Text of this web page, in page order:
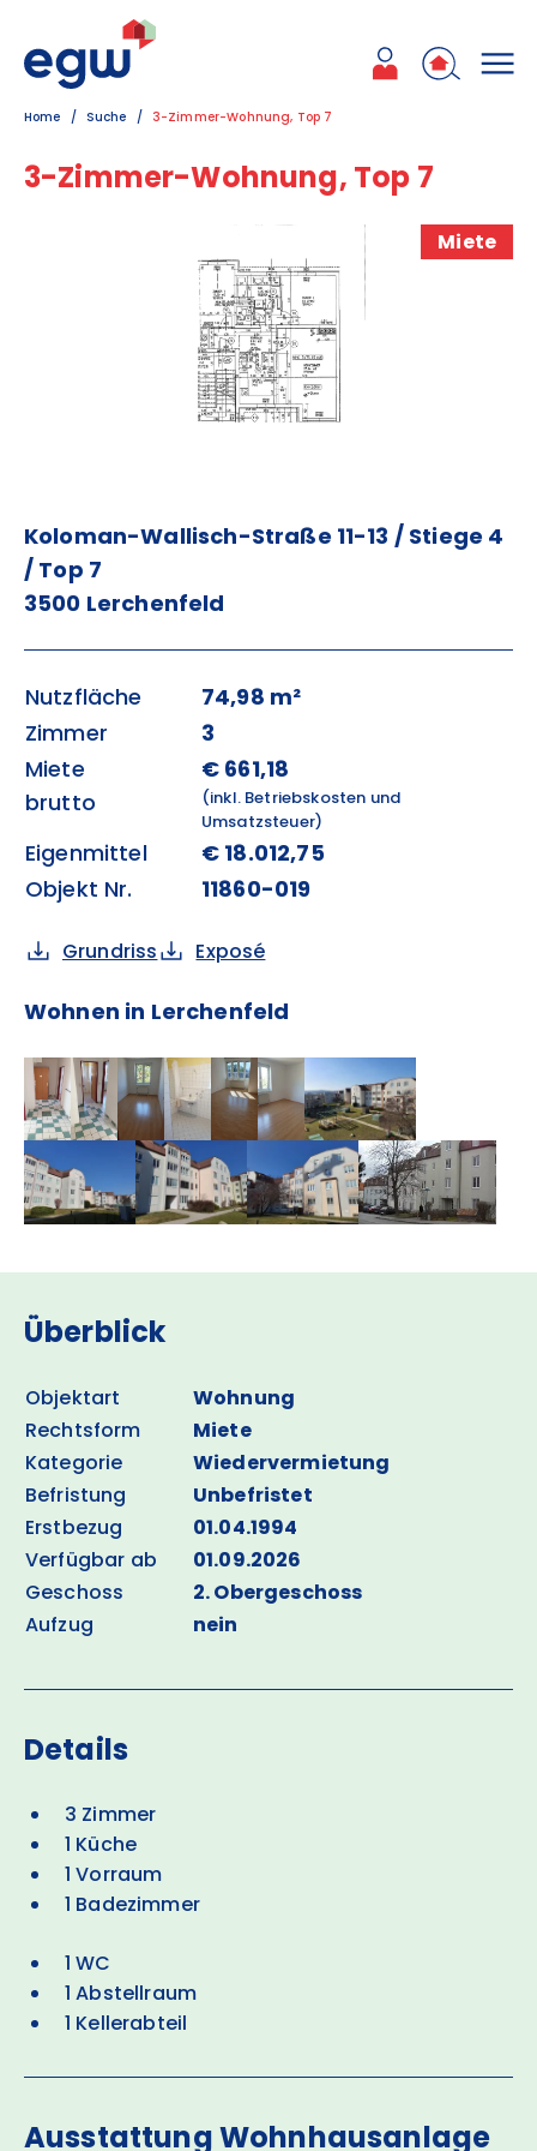
Zum Inhalt
Zum Hauptmenü
Zum Kontakt
Home Suche 3-Zimmer-Wohnung, Top 7
3-Zimmer-Wohnung, Top 7
Miete
Koloman-Wallisch-Straße 11-13 / Stiege 4
/ Top 7
3500 Lerchenfeld
Nutzfläche
74,98 m²
Zimmer
3
Miete
brutto
€ 661,18
(inkl. Betriebskosten und
Umsatzsteuer)
Eigenmittel
€ 18.012,75
Objekt Nr.
11860-019
Grundriss Exposé
Wohnen in Lerchenfeld
Überblick
Objektart
Wohnung
Rechtsform
Miete
Kategorie
Wiedervermietung
Befristung
Unbefristet
Erstbezug
01.04.1994
Verfügbar ab
01.09.2026
Geschoss
2. Obergeschoss
Aufzug
nein
Details
3 Zimmer
1 Küche
1 Vorraum
1 Badezimmer
1 WC
1 Abstellraum
1 Kellerabteil
Ausstattung Wohnhausanlage